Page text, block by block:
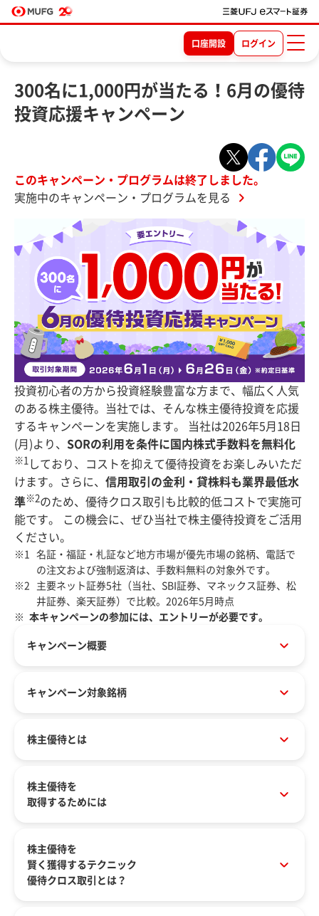
口座開設 ログイン
300名に1,000円が当たる！6月の優待
投資応援キャンペーン
このキャンペーン・プログラムは終了しました。
実施中のキャンペーン・プログラムを見る
投資初心者の方から投資経験豊富な方まで、幅広く人気
のある株主優待。当社では、そんな株主優待投資を応援
するキャンペーンを実施します。 当社は2026年5月18日
(月)より、 SORの利用を条件に国内株式手数料を無料化
※1 しており、コストを抑えて優待投資をお楽しみいただ
けます。さらに、 信用取引の金利・貸株料も業界最低水
準※2のため、優待クロス取引も比較的低コストで実施可
能です。 この機会に、ぜひ当社で株主優待投資をご活用
ください。
名証・福証・札証など地方市場が優先市場の銘柄、電話で
の注文および強制返済は、手数料無料の対象外です。
主要ネット証券5社（当社、SBI証券、マネックス証券、松
井証券、楽天証券）で比較。2026年5月時点
本キャンペーンの参加には、エントリーが必要です。
キャンペーン概要
キャンペーン対象銘柄
株主優待とは
株主優待を
取得するためには
株主優待を
賢く獲得するテクニック
優待クロス取引とは？